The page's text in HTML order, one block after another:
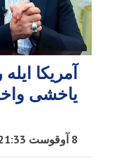
آمریکا
یاخشی
8 آوقوست 21:33